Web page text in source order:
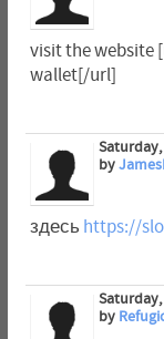
visit the website
wallet[/url]
Saturday,
by
здесь https://
Saturday,
by